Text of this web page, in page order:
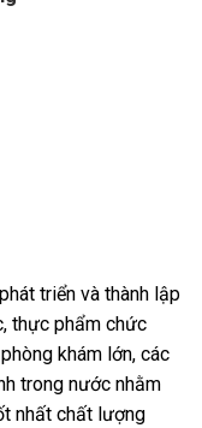
triển và thành lập
thực phẩm chức
khám lớn, các
trong nước nhằm
nhất chất lượng